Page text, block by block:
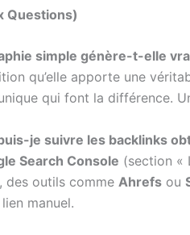
Questions)
simple génère-t-elle
qu’elle apporte une
qui font la différence.
je suivre les backlinks
Search Console (section «
des outils comme Ahrefs ou
manuel.